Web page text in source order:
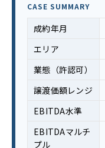
CASE SUMMARY
成約年月
エリア
業態（許認可）
譲渡価額レンジ
EBITDA水準
EBITDAマルチ
プル